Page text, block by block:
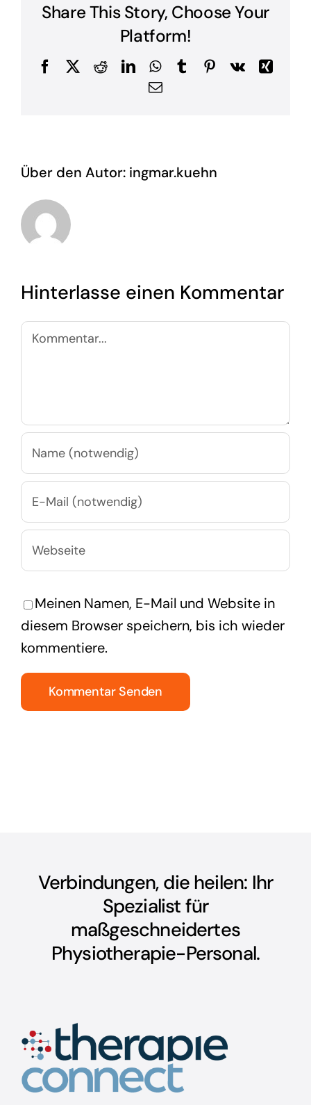
Share This Story, Choose Your
Platform!
FacebookRedditLinkedInWhatsApp
TumblrPinterest
Vk
Xing
E-
Über den Autor: ingmar.kuehn
Hinterlasse einen Kommentar
Kommentar
Meinen Namen, E-Mail und Website in
diesem Browser speichern, bis ich wieder
kommentiere.
Verbindungen, die heilen: Ihr
Spezialist für
maßgeschneidertes
Physiotherapie-Personal.